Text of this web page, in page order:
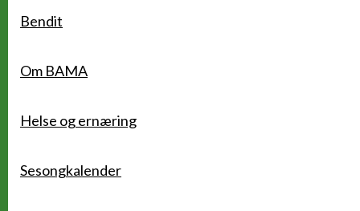
Bendit
Om BAMA
Helse og ernæring
Sesongkalender